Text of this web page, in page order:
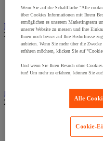
Hinweisschild auf
Bodenmatten für Büro- und
Zur gesamten Produktgruppe
Anti-Ermüdungsmatte für
Gittermatte für
Matte für Eingangsbereich
Büromaterial und Büromöbel
Zur gesamten Produktgruppe
Heft, Block und Post-it®
Kalender und
Wenn Sie auf die Schaltfläche "Alle
über Cookies Informationen mit Ihrem
ermöglichen es unserem Marketingteam
unserer Website zu messen und Ihre
Ihnen noch besser auf Ihre Bedürfnisse
anbieten. Wenn Sie mehr über die
erfahren möchten, klicken Sie auf
Und wenn Sie Ihren Besuch ohne
tun! Um mehr zu erfahren, können Sie
Alle
Cookie-